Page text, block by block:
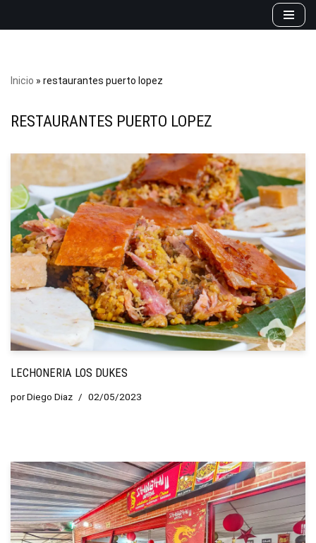
Inicio » restaurantes puerto lopez
RESTAURANTES PUERTO LOPEZ
LECHONERIA LOS DUKES
porDiego Diaz 02/05/2023